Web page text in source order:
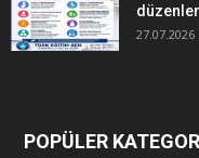
27.07.2026
POPÜLER